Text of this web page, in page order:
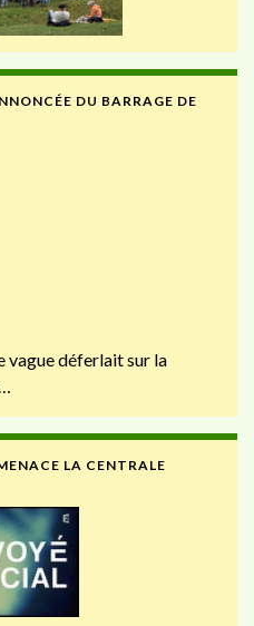
DU BARRAGE DE
vague déferlait sur la
LA CENTRALE